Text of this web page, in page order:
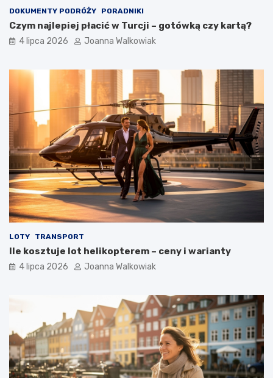
DOKUMENTY PODRÓŻY PORADNIKI
Czym najlepiej płacić w Turcji – gotówką czy kartą?
4 lipca 2026 Joanna Walkowiak
LOTY TRANSPORT
Ile kosztuje lot helikopterem – ceny i warianty
4 lipca 2026 Joanna Walkowiak